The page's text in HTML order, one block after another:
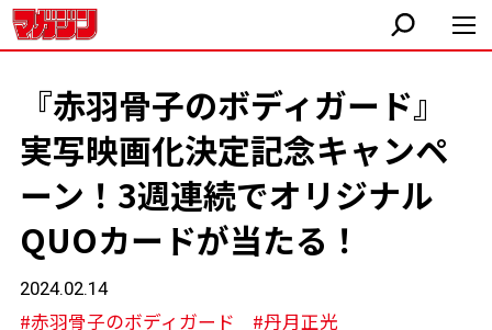
『赤羽骨子のボディガード』
実写映画化決定記念キャンペ
ーン！3週連続でオリジナル
QUOカードが当たる！
2024.02.14
#赤羽骨子のボディガード #丹月正光